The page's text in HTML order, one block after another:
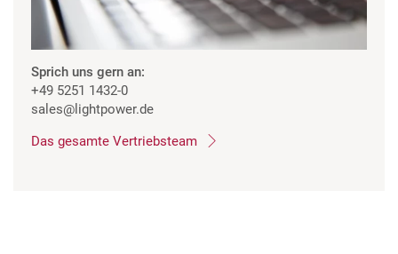
Sprich uns gern an:
+49 5251 1432-0
sales@lightpower.de
Das gesamte Vertriebsteam